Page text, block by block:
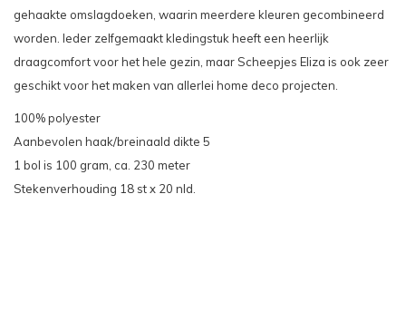
gehaakte omslagdoeken, waarin meerdere kleuren gecombineerd
worden. Ieder zelfgemaakt kledingstuk heeft een heerlijk
draagcomfort voor het hele gezin, maar Scheepjes Eliza is ook zeer
geschikt voor het maken van allerlei home deco projecten.
100% polyester
Aanbevolen haak/breinaald dikte 5
1 bol is 100 gram, ca. 230 meter
Stekenverhouding 18 st x 20 nld.